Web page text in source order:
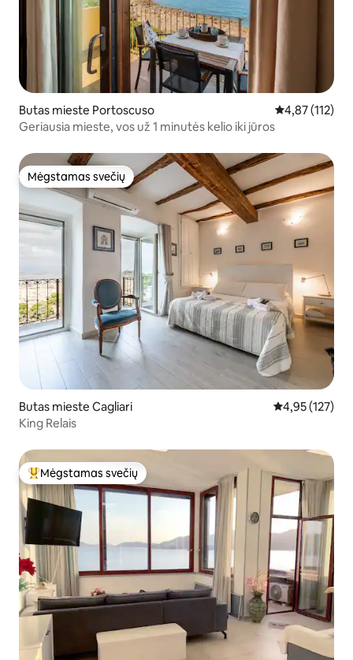
Butas mieste Portoscuso Vidutinis
4,87 (112)
Geriausia mieste, vos už 1 minutės kelio iki jūros
Mėgstamas svečių
Mėgstamas svečių
Butas mieste Cagliari Vidutinis
4,95 (127)
King Relais
Svečių mėgstamiausias
Mėgstamas svečių